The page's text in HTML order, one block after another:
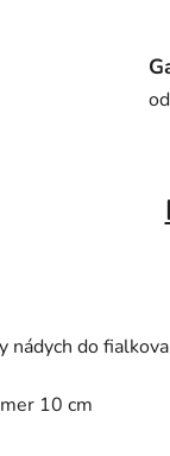
nádych do
10 cm